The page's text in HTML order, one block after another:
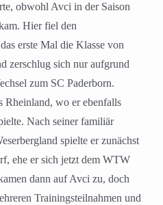
obwohl Avci in der Saison
Hier fiel den
erste Mal die Klasse von
zerschlug sich nur aufgrund
zum SC Paderborn.
Rheinland, wo er ebenfalls
Nach seiner familiär
spielte er zunächst
ehe er sich jetzt dem WTW
dann auf Avci zu, doch
Trainingsteilnahmen und